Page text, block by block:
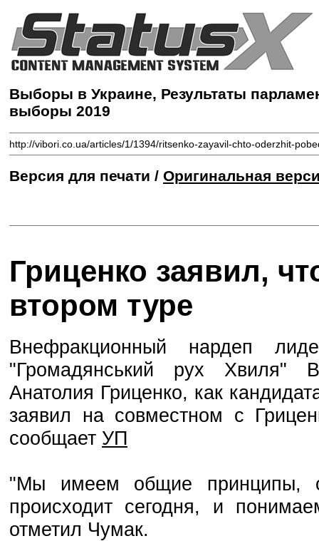
Выборы в Украине, Результаты
выборы 2019
http://vibori.co.ua/articles/1/1394/ritsenko-zayavil-chto-oderzhit-
Версия для печати / Оригинальная
Гриценко заявил,
втором туре
Внефракционный нардеп
"Громадянський рух Хвиля"
Анатолия Гриценко, как
заявил на совместном с
сообщает УП
"Мы имеем общие принципы,
происходит сегодня, и
отметил Чумак.